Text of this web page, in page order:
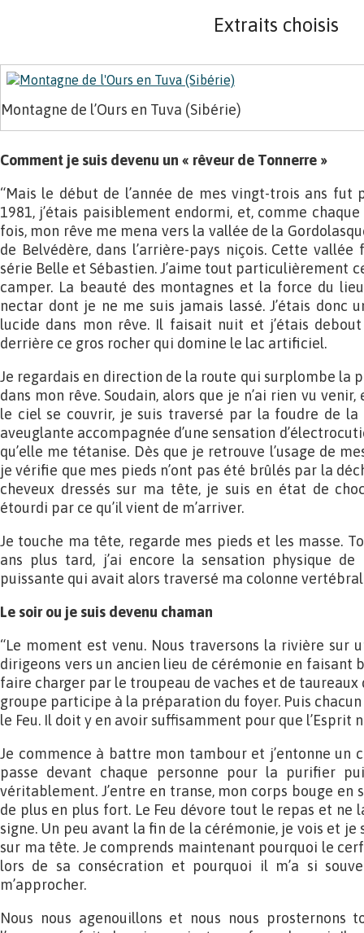
Extraits choisis
Montagne de l’Ours en Tuva (Sibérie)
Comment je suis devenu un « rêveur de Tonnerre »
“Mais le début de l’année de mes vingt-trois ans fut
1981, j’étais paisiblement endormi, et, comme
fois, mon rêve me mena vers la vallée de la
de Belvédère, dans l’arrière-pays niçois. Cette
série Belle et Sébastien. J’aime tout particulièrement
camper. La beauté des montagnes et la force du
nectar dont je ne me suis jamais lassé. J’étais donc
lucide dans mon rêve. Il faisait nuit et j’étais
derrière ce gros rocher qui domine le lac artificiel.
Je regardais en direction de la route qui surplombe la
dans mon rêve. Soudain, alors que je n’ai rien vu
le ciel se couvrir, je suis traversé par la foudre de
aveuglante accompagnée d’une sensation
qu’elle me tétanise. Dès que je retrouve l’usage de
je vérifie que mes pieds n’ont pas été brûlés par la
cheveux dressés sur ma tête, je suis en état de
étourdi par ce qu’il vient de m’arriver.
Je touche ma tête, regarde mes pieds et les masse.
ans plus tard, j’ai encore la sensation physique
puissante qui avait alors traversé ma colonne
Le soir ou je suis devenu chaman
“Le moment est venu. Nous traversons la rivière sur
dirigeons vers un ancien lieu de cérémonie en faisant
faire charger par le troupeau de vaches et de
groupe participe à la préparation du foyer. Puis
le Feu. Il doit y en avoir suffisamment pour que l’Esprit
Je commence à battre mon tambour et j’entonne un
passe devant chaque personne pour la purifier
véritablement. J’entre en transe, mon corps bouge en
de plus en plus fort. Le Feu dévore tout le repas et ne
signe. Un peu avant la fin de la cérémonie, je vois et je
sur ma tête. Je comprends maintenant pourquoi le
lors de sa consécration et pourquoi il m’a si
m’approcher.
Nous nous agenouillons et nous nous prosternons